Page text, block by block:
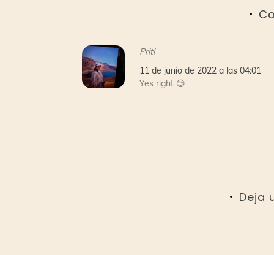
Priti
11 de junio de 2022 a las 04:01
Yes right 😊
Deja